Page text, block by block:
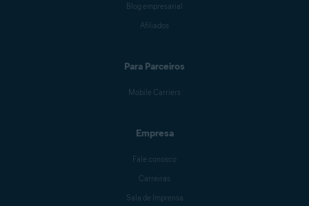
Blog empresarial
Afiliados
Para Parceiros
Mobile Carriers
Empresa
Fale conosco
Carreiras
Sala de Imprensa